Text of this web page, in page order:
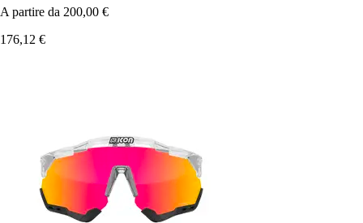
A partire da 200,00 €
176,12 €